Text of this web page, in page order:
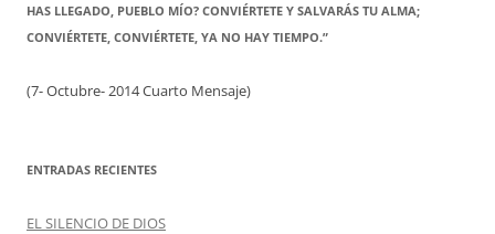
HAS LLEGADO, PUEBLO MÍO? CONVIÉRTETE Y SALVARÁS TU ALMA;
CONVIÉRTETE, CONVIÉRTETE, YA NO HAY TIEMPO.”
(7- Octubre- 2014 Cuarto Mensaje)
ENTRADAS RECIENTES
EL SILENCIO DE DIOS